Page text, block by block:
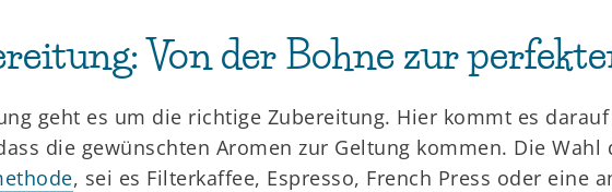
Von der Bohne zur
geht es um die richtige Zubereitung. Hier kommt es
die gewünschten Aromen zur Geltung kommen. Die Wahl
, sei es Filterkaffee, Espresso, French Press oder eine